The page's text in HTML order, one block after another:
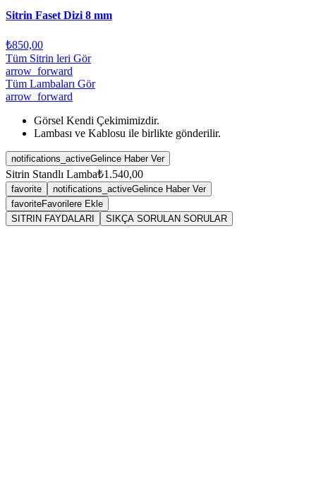
Sitrin Faset Dizi 8 mm
₺850,00
Tüm Sitrin leri Gör
arrow_forward
Tüm Lambaları Gör
arrow_forward
Görsel Kendi Çekimimizdir.
Lambası ve Kablosu ile birlikte gönderilir.
notifications_activeGelince Haber Ver
Sitrin Standlı Lamba₺1.540,00
favorite notifications_activeGelince Haber Ver
favoriteFavorilere Ekle
SITRIN FAYDALARI
SIKÇA SORULAN SORULAR